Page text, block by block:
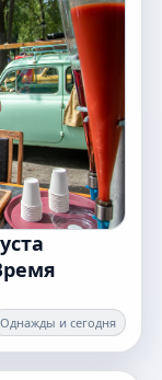
Однажды и сегодня